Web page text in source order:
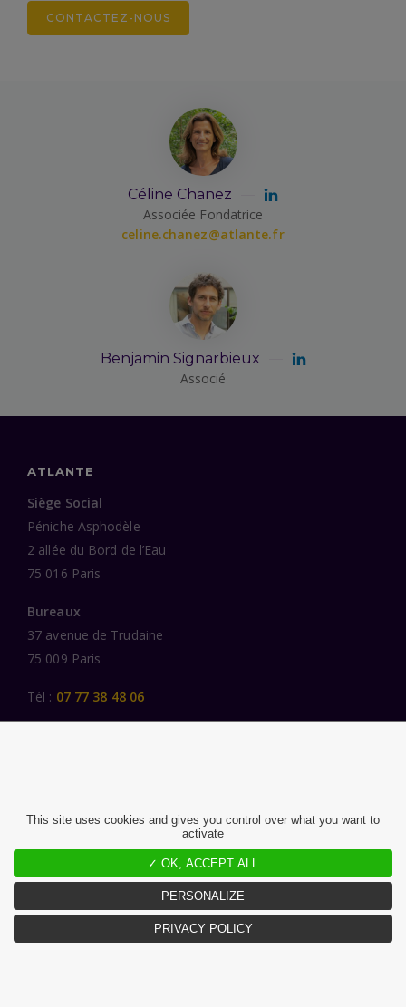
CONTACTEZ-NOUS
Céline Chanez
Associée Fondatrice
celine.chanez@atlante.fr
Benjamin Signarbieux
Associé
ATLANTE
Siège Social
Péniche Asphodèle
2 allée du Bord de l’Eau
75 016 Paris
Bureaux
37 avenue de Trudaine
75 009 Paris
Tél : 07 77 38 48 06
DES FEMMES ET DES HOMMES ENGAGÉS
MENTIONS LÉGALES ET CGU
This site uses cookies and gives you control over what you want to
activate
✓ OK, ACCEPT ALL
PERSONALIZE
PRIVACY POLICY